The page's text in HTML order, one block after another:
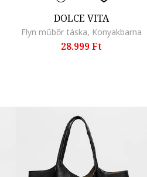
DOLCE VITA
Flyn műbőr táska, Konyakbarna
28.999 Ft